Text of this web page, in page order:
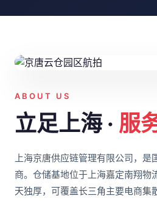
ABOUT US
立足上海 · 服
上海京唐供应链管理有限公司，是
商。仓储基地位于上海嘉定南翔物
天独厚，可覆盖长三角主要电商集